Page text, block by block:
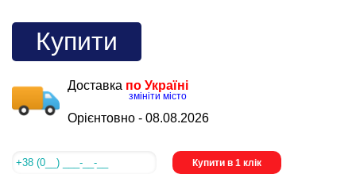
Купити
Доставка по Україні
змініти місто
Орієнтовно - 08.08.2026
Купити в 1 клік